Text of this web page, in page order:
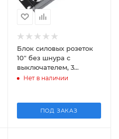
Блок силовых розеток
10" без шнура с
выключателем, 3
розетки, цвет черный
Нет в наличии
ПОД ЗАКАЗ